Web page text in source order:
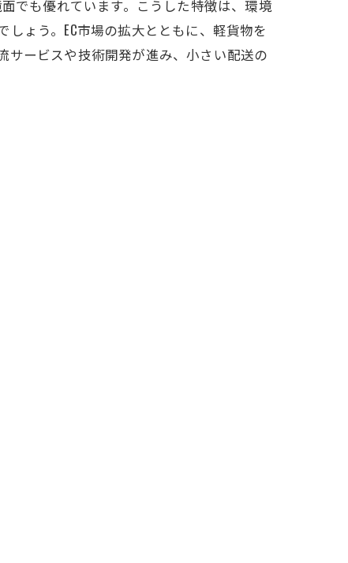
でも優れています。こうした特徴は、環境
ょう。EC市場の拡大とともに、軽貨物を
サービスや技術開発が進み、小さい配送の